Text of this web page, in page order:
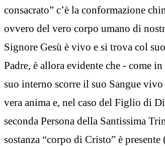
consacrato” c’è la conformazione
ovvero del vero corpo umano di
Signore Gesù è vivo e si trova col
Padre, è allora evidente che - come
suo interno scorre il suo Sangue
vera anima e, nel caso del Figlio di
seconda Persona della Santissima
sostanza “corpo di Cristo” è